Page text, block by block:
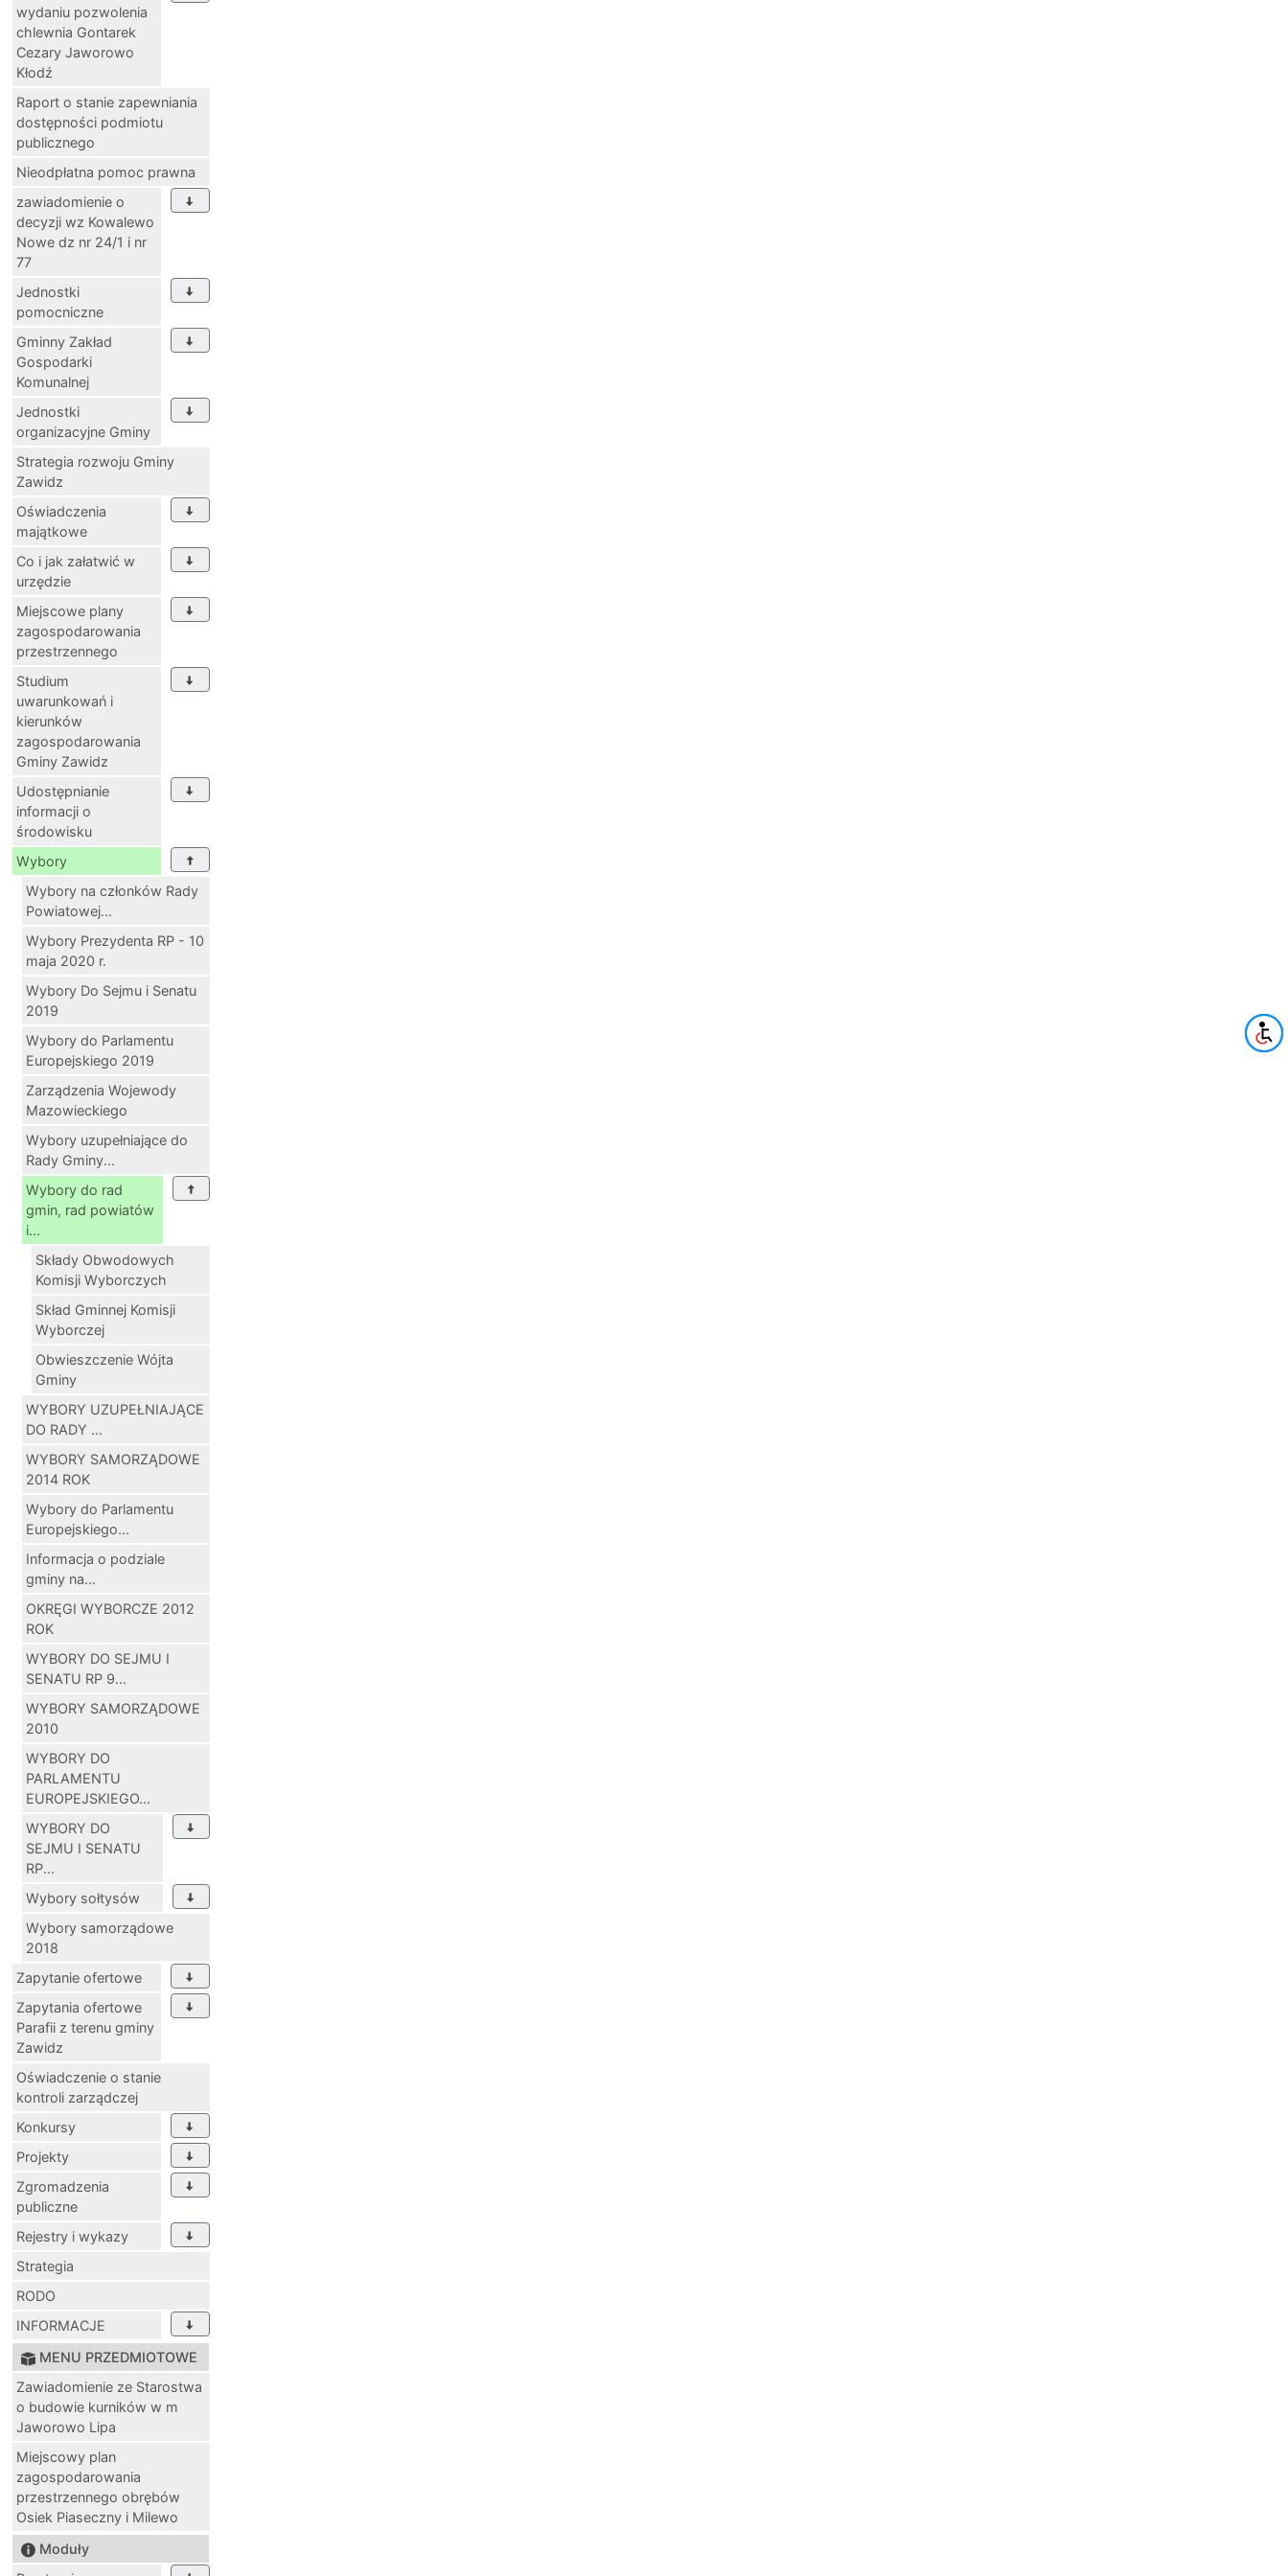
wydaniu pozwolenia
chlewnia Gontarek
Cezary Jaworowo
Kłodź
Raport o stanie zapewniania
dostępności podmiotu
publicznego
Nieodpłatna pomoc prawna
zawiadomienie o
decyzji wz Kowalewo
Nowe dz nr 24/1 i nr
77
Jednostki
pomocniczne
Gminny Zakład
Gospodarki
Komunalnej
Jednostki
organizacyjne Gminy
Strategia rozwoju Gminy
Zawidz
Oświadczenia
majątkowe
Co i jak załatwić w
urzędzie
Miejscowe plany
zagospodarowania
przestrzennego
Studium
uwarunkowań i
kierunków
zagospodarowania
Gminy Zawidz
Udostępnianie
informacji o
środowisku
Wybory
Wybory na członków Rady
Powiatowej...
Wybory Prezydenta RP - 10
maja 2020 r.
Wybory Do Sejmu i Senatu
2019
Wybory do Parlamentu
Europejskiego 2019
Zarządzenia Wojewody
Mazowieckiego
Wybory uzupełniające do
Rady Gminy...
Wybory do rad
gmin, rad powiatów
i...
Składy Obwodowych
Komisji Wyborczych
Skład Gminnej Komisji
Wyborczej
Obwieszczenie Wójta
Gminy
WYBORY UZUPEŁNIAJĄCE
DO RADY ...
WYBORY SAMORZĄDOWE
2014 ROK
Wybory do Parlamentu
Europejskiego...
Informacja o podziale
gminy na...
OKRĘGI WYBORCZE 2012
ROK
WYBORY DO SEJMU I
SENATU RP 9...
WYBORY SAMORZĄDOWE
2010
WYBORY DO
PARLAMENTU
EUROPEJSKIEGO...
WYBORY DO
SEJMU I SENATU
RP...
Wybory sołtysów
Wybory samorządowe
2018
Zapytanie ofertowe
Zapytania ofertowe
Parafii z terenu gminy
Zawidz
Oświadczenie o stanie
kontroli zarządczej
Konkursy
Projekty
Zgromadzenia
publiczne
Rejestry i wykazy
Strategia
RODO
INFORMACJE
MENU PRZEDMIOTOWE
Zawiadomienie ze Starostwa
o budowie kurników w m
Jaworowo Lipa
Miejscowy plan
zagospodarowania
przestrzennego obrębów
Osiek Piaseczny i Milewo
Moduły